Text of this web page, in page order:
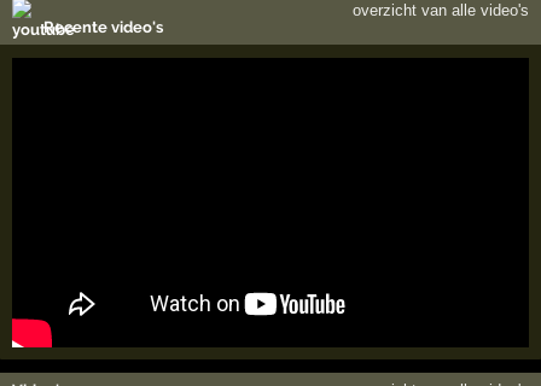
Recente video's
overzicht van alle video's